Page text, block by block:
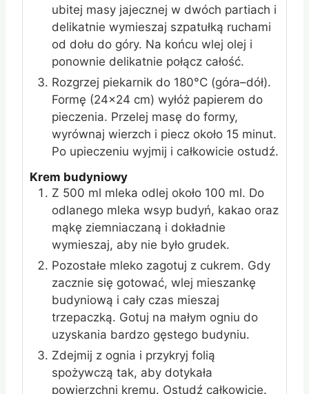
ubitej masy jajecznej w dwóch partiach i
delikatnie wymieszaj szpatułką ruchami
od dołu do góry. Na końcu wlej olej i
ponownie delikatnie połącz całość.
Rozgrzej piekarnik do 180°C (góra–dół).
Formę (24x24 cm) wyłóż papierem do
pieczenia. Przelej masę do formy,
wyrównaj wierzch i piecz około 15 minut.
Po upieczeniu wyjmij i całkowicie ostudź.
Krem budyniowy
Z 500 ml mleka odlej około 100 ml. Do
odlanego mleka wsyp budyń, kakao oraz
mąkę ziemniaczaną i dokładnie
wymieszaj, aby nie było grudek.
Pozostałe mleko zagotuj z cukrem. Gdy
zacznie się gotować, wlej mieszankę
budyniową i cały czas mieszaj
trzepaczką. Gotuj na małym ogniu do
uzyskania bardzo gęstego budyniu.
Zdejmij z ognia i przykryj folią
spożywczą tak, aby dotykała
powierzchni kremu. Ostudź całkowicie.